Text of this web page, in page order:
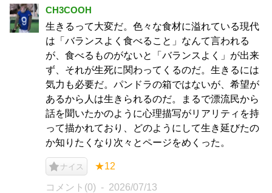
CH3COOH
生きるって大変だ。色々な食材に溢れている現代
は「バランスよく食べること」なんて言われる
が、食べるものがないと「バランスよく」が出来
ず、それが生死に関わってくるのだ。生きるには
気力も必要だ。パンドラの箱ではないが、希望が
あるから人は生きられるのだ。まるで漂流民から
話を聞いたかのように心理描写がリアリティを持
って描かれており、どのようにして生き延びたの
か知りたくなり次々とページをめくった。
ナイス ★12
コメント(0) 2026/07/13